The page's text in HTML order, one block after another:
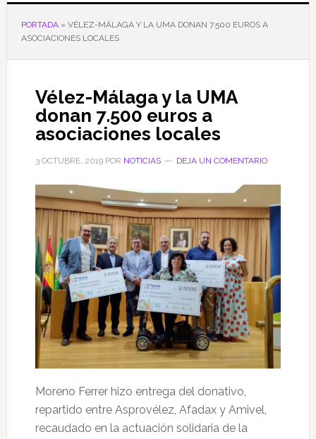
PORTADA» VÉLEZ-MÁLAGA Y LA UMA DONAN 7.500 EUROS A
ASOCIACIONES LOCALES
Vélez-Málaga y la UMA
donan 7.500 euros a
asociaciones locales
3 OCTUBRE, 2019POR NOTICIAS DEJA UN COMENTARIO
Moreno Ferrer hizo entrega del donativo,
repartido entre Asprovélez, Afadax y Amivel,
recaudado en la actuación solidaria de la